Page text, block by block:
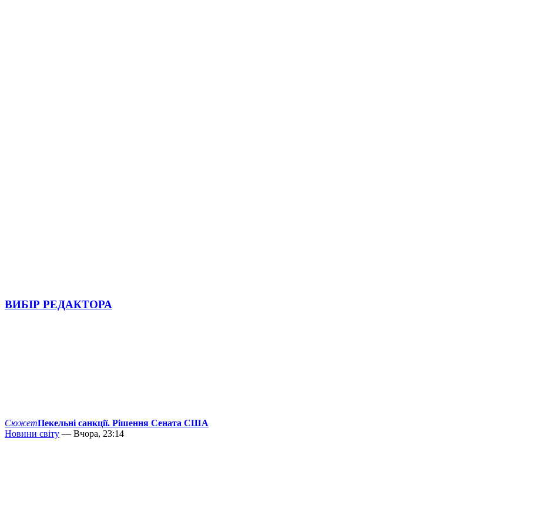
ВИБІР РЕДАКТОРА
СюжетПекельні санкції. Рішення Сената США
Новини світу — Вчора, 23:14